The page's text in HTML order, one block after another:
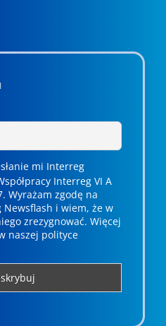
mi Interreg
Interreg VI A
Wyrażam zgodę na
i wiem, że w
zrezygnować. ­­Więcej
naszej polityce